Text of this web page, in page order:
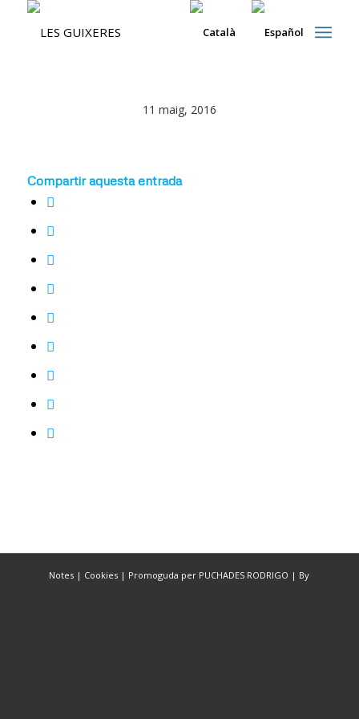
11 maig, 2016
Compartir aquesta entrada
Notes | Cookies | Promoguda per PUCHADES RODRIGO | By